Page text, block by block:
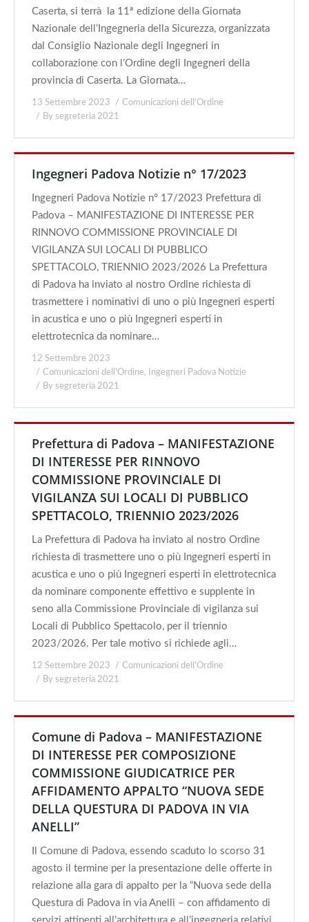
Caserta, si terrà la 11ª edizione della Giornata
Nazionale dell’Ingegneria della Sicurezza, organizzata
dal Consiglio Nazionale degli Ingegneri in
collaborazione con l’Ordine degli Ingegneri della
provincia di Caserta. La Giornata…
13 Settembre 2023
Comunicazioni dell'Ordine
By segreteria 2021
Ingegneri Padova Notizie n° 17/2023
Ingegneri Padova Notizie n° 17/2023 Prefettura di
Padova – MANIFESTAZIONE DI INTERESSE PER
RINNOVO COMMISSIONE PROVINCIALE DI
VIGILANZA SUI LOCALI DI PUBBLICO
SPETTACOLO, TRIENNIO 2023/2026 La Prefettura
di Padova ha inviato al nostro Ordine richiesta di
trasmettere i nominativi di uno o più Ingegneri esperti
in acustica e uno o più Ingegneri esperti in
elettrotecnica da nominare…
12 Settembre 2023
Comunicazioni dell'Ordine,
Ingegneri Padova Notizie
By segreteria 2021
Prefettura di Padova – MANIFESTAZIONE
DI INTERESSE PER RINNOVO
COMMISSIONE PROVINCIALE DI
VIGILANZA SUI LOCALI DI PUBBLICO
SPETTACOLO, TRIENNIO 2023/2026
La Prefettura di Padova ha inviato al nostro Ordine
richiesta di trasmettere uno o più Ingegneri esperti in
acustica e uno o più Ingegneri esperti in elettrotecnica
da nominare componente effettivo e supplente in
seno alla Commissione Provinciale di vigilanza sui
Locali di Pubblico Spettacolo, per il triennio
2023/2026. Per tale motivo si richiede agli…
12 Settembre 2023
Comunicazioni dell'Ordine
By segreteria 2021
Comune di Padova – MANIFESTAZIONE
DI INTERESSE PER COMPOSIZIONE
COMMISSIONE GIUDICATRICE PER
AFFIDAMENTO APPALTO “NUOVA SEDE
DELLA QUESTURA DI PADOVA IN VIA
ANELLI”
Il Comune di Padova, essendo scaduto lo scorso 31
agosto il termine per la presentazione delle offerte in
relazione alla gara di appalto per la “Nuova sede della
Questura di Padova in via Anelli – con affidamento di